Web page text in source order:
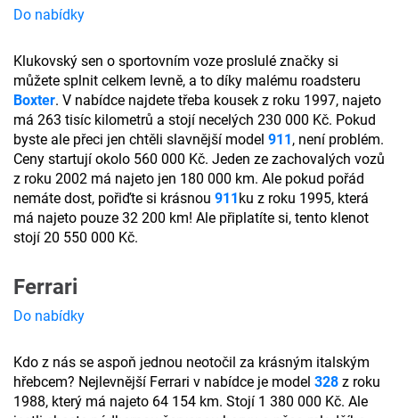
Do nabídky
Klukovský sen o sportovním voze proslulé značky si
můžete splnit celkem levně, a to díky malému roadsteru
Boxter. V nabídce najdete třeba kousek z roku 1997, najeto
má 263 tisíc kilometrů a stojí necelých 230 000 Kč. Pokud
byste ale přeci jen chtěli slavnější model 911 , není problém.
Ceny startují okolo 560 000 Kč. Jeden ze zachovalých vozů
z roku 2002 má najeto jen 180 000 km. Ale pokud pořád
nemáte dost, pořiďte si krásnou 911 ku z roku 1995, která
má najeto pouze 32 200 km! Ale připlatíte si, tento klenot
stojí 20 550 000 Kč.
Ferrari
Do nabídky
Kdo z nás se aspoň jednou neotočil za krásným italským
hřebcem? Nejlevnější Ferrari v nabídce je model 328 z roku
1988, který má najeto 64 154 km. Stojí 1 380 000 Kč. Ale